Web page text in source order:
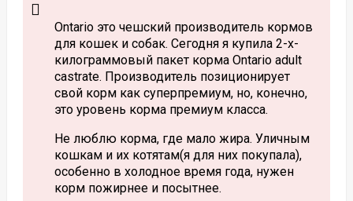
Ontario это чешский производитель кормов
для кошек и собак. Сегодня я купила 2-х-
килограммовый пакет корма Ontario adult
castrate. Производитель позиционирует
свой корм как суперпремиум, но, конечно,
это уровень корма премиум класса.
Не люблю корма, где мало жира. Уличным
кошкам и их котятам(я для них покупала),
особенно в холодное время года, нужен
корм пожирнее и посытнее.